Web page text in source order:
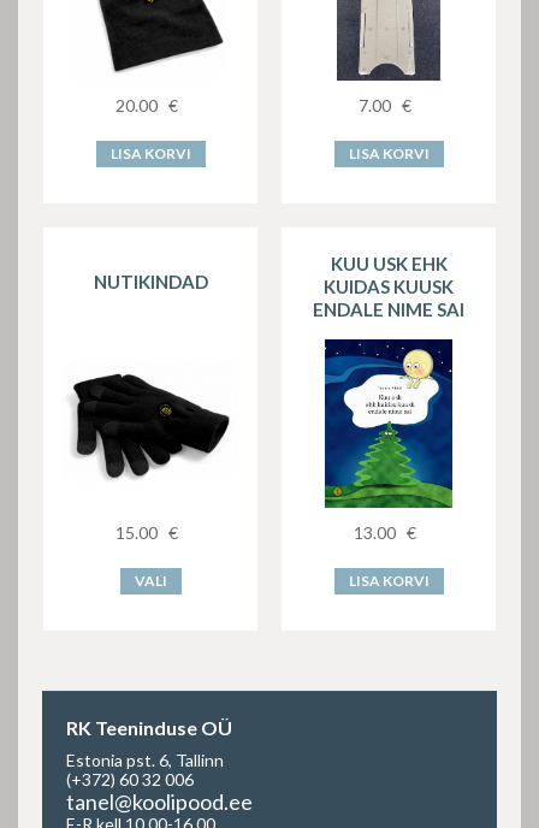
20.00 €
LISA KORVI
7.00 €
LISA KORVI
NUTIKINDAD
15.00 €
VALI
KUU USK EHK
KUIDAS KUUSK
ENDALE NIME SAI
13.00 €
LISA KORVI
RK Teeninduse OÜ
Estonia pst. 6, Tallinn
(+372) 60 32 006
tanel@koolipood.ee